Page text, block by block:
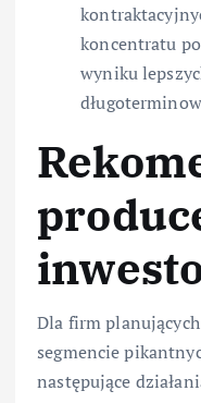
koncentratu
wyniku
Dla firm
segmencie
następujące